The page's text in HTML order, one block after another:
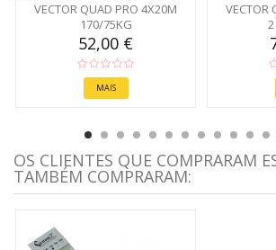
VECTOR QUAD PRO 4X20M
170/75KG
52,00 €
MAIS
VECTOR
OS CLIENTES QUE COMPRARAM
TAMBÉM COMPRARAM: